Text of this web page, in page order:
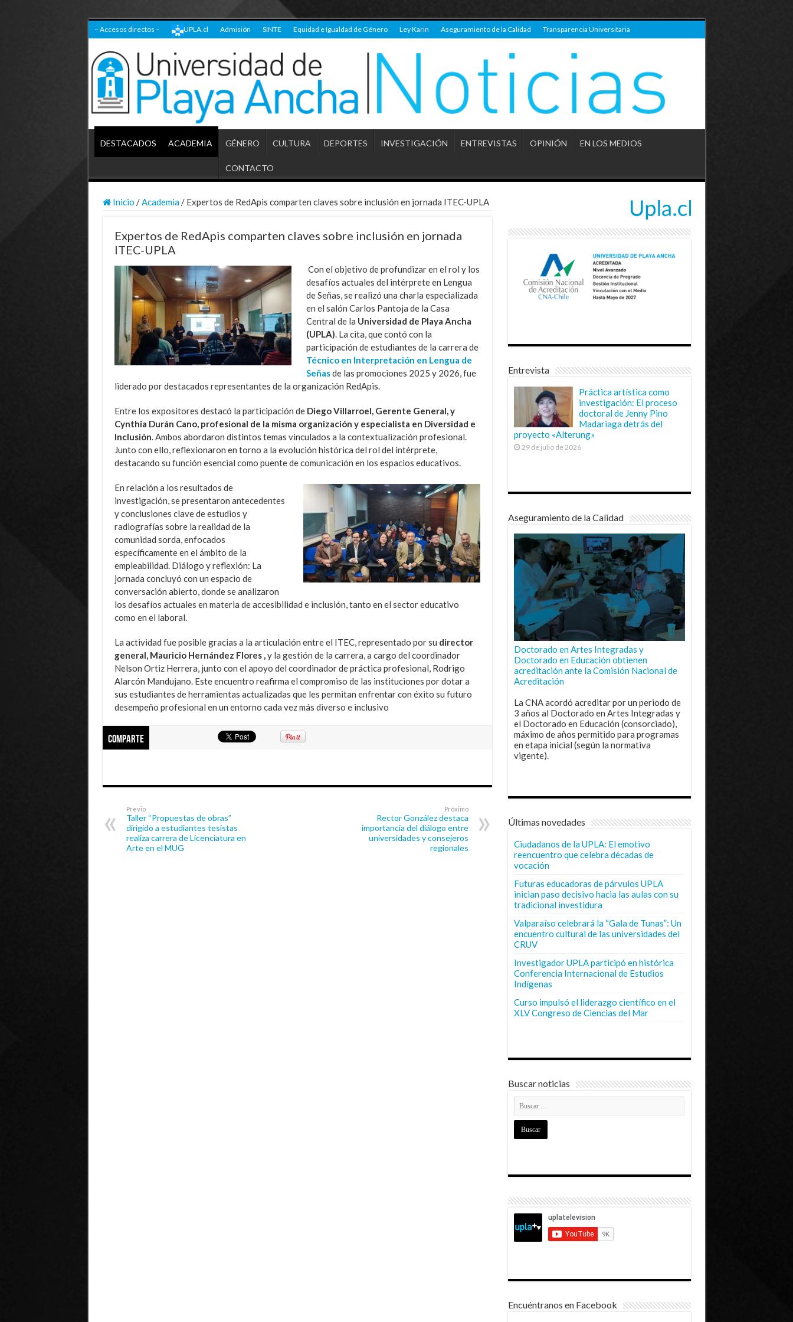
– Accesos directos – UPLA.cl Admisión SINTE Equidad e Igualdad de Género Ley Karin Aseguramiento de la Calidad Transparencia Universitaria
DESTACADOS ACADEMIA GÉNERO CULTURA DEPORTES INVESTIGACIÓN ENTREVISTAS OPINIÓN EN LOS MEDIOS
CONTACTO
Inicio / Academia / Expertos de RedApis comparten claves sobre inclusión en jornada ITEC-UPLA
Expertos de RedApis comparten claves sobre inclusión en jornada
ITEC-UPLA
Con el objetivo de profundizar en el rol y los
desafíos actuales del intérprete en Lengua
de Señas, se realizó una charla especializada
en el salón Carlos Pantoja de la Casa
Central de la Universidad de Playa Ancha
(UPLA) . La cita, que contó con la
participación de estudiantes de la carrera de
Técnico en Interpretación en Lengua de
Señasde las promociones 2025 y 2026, fue
liderado por destacados representantes de la organización RedApis.
Entre los expositores destacó la participación de Diego Villarroel, Gerente General, y
Cynthia Durán Cano, profesional de la misma organización y especialista en Diversidad e
Inclusión . Ambos abordaron distintos temas vinculados a la contextualización profesional.
Junto con ello, reflexionaron en torno a la evolución histórica del rol del intérprete,
destacando su función esencial como puente de comunicación en los espacios educativos.
En relación a los resultados de
investigación, se presentaron antecedentes
y conclusiones clave de estudios y
radiografías sobre la realidad de la
comunidad sorda, enfocados
específicamente en el ámbito de la
empleabilidad. Diálogo y reflexión: La
jornada concluyó con un espacio de
conversación abierto, donde se analizaron
los desafíos actuales en materia de accesibilidad e inclusión, tanto en el sector educativo
como en el laboral.
La actividad fue posible gracias a la articulación entre el ITEC, representado por su director
general, Mauricio Hernández Flores , y la gestión de la carrera, a cargo del coordinador
Nelson Ortiz Herrera, junto con el apoyo del coordinador de práctica profesional, Rodrigo
Alarcón Mandujano. Este encuentro reafirma el compromiso de las instituciones por dotar a
sus estudiantes de herramientas actualizadas que les permitan enfrentar con éxito su futuro
desempeño profesional en un entorno cada vez más diverso e inclusivo
Comparte
Previo
Taller “Propuestas de obras”
dirigido a estudiantes tesistas
realiza carrera de Licenciatura en
Arte en el MUG
Próximo
Rector González destaca
importancia del diálogo entre
universidades y consejeros
regionales
Entrevista
Práctica artística como
investigación: El proceso
doctoral de Jenny Pino
Madariaga detrás del
proyecto «Alterung»
29 de julio de 2026
Aseguramiento de la Calidad
Doctorado en Artes Integradas y
Doctorado en Educación obtienen
acreditación ante la Comisión Nacional de
Acreditación
La CNA acordó acreditar por un periodo de
3 años al Doctorado en Artes Integradas y
el Doctorado en Educación (consorciado),
máximo de años permitido para programas
en etapa inicial (según la normativa
vigente).
Últimas novedades
Ciudadanos de la UPLA: El emotivo
reencuentro que celebra décadas de
vocación
Futuras educadoras de párvulos UPLA
inician paso decisivo hacia las aulas con su
tradicional investidura
Valparaíso celebrará la “Gala de Tunas”: Un
encuentro cultural de las universidades del
CRUV
Investigador UPLA participó en histórica
Conferencia Internacional de Estudios
Indígenas
Curso impulsó el liderazgo científico en el
XLV Congreso de Ciencias del Mar
Buscar noticias
Encuéntranos en Facebook